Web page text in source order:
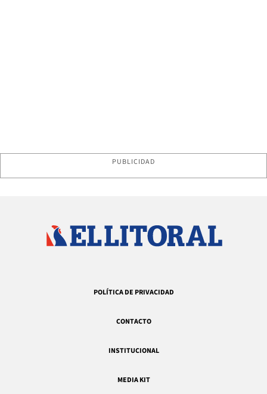
PUBLICIDAD
POLÍTICA DE PRIVACIDAD
CONTACTO
INSTITUCIONAL
MEDIA KIT